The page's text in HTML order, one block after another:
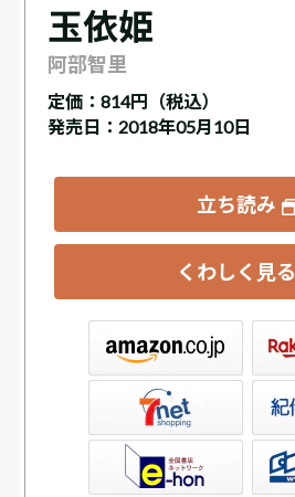
玉依姫
阿部智里
定価： 814円（税込）
発売日：2018年05月10日
立ち読み
くわしく見る
書店ウェブストア